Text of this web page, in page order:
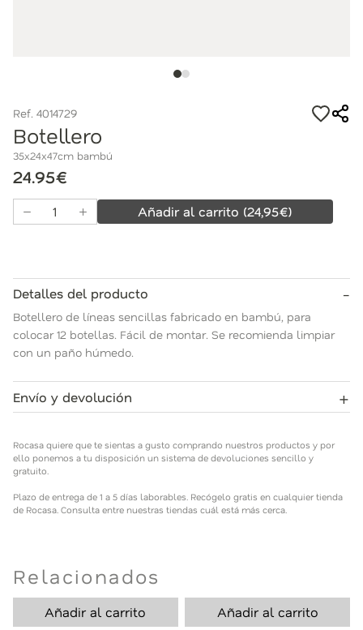
Ref. 4014729
Botellero
35x24x47cm bambú
24.95€
Añadir al carrito (24,95€)
Detalles del producto -
Botellero de líneas sencillas fabricado en bambú, para
colocar 12 botellas. Fácil de montar. Se recomienda limpiar
con un paño húmedo.
Envío y devolución +
productos y por ello ponemos a tu disposición un sistema de
devoluciones sencillo y gratuito.
cualquier tienda de Rocasa. Consulta entre nuestras tiendas
Rocasa quiere que te sientas a gusto comprando nuestros productos y por
ello ponemos a tu disposición un sistema de devoluciones sencillo y
gratuito.
Plazo de entrega de 1 a 5 días laborables. Recógelo gratis en cualquier tienda
de Rocasa. Consulta entre nuestras tiendas cuál está más cerca.
Relacionados
Añadir al carrito Añadir al carrito